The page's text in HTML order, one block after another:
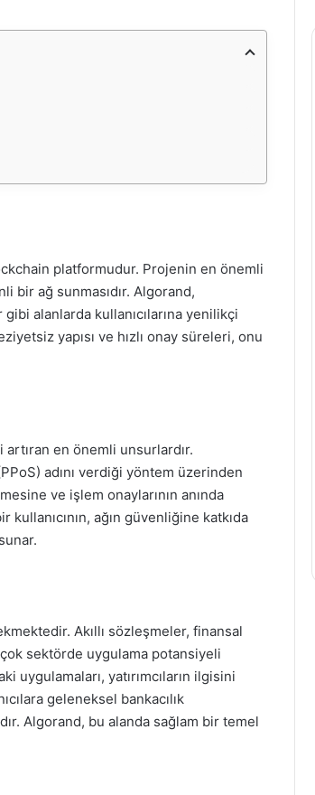
platformudur. Projenin en önemli
bir ağ sunmasıdır. Algorand,
alanlarda kullanıcılarına yenilikçi
yapısı ve hızlı onay süreleri, onu
en önemli unsurlardır.
adını verdiği yöntem üzerinden
ve işlem onaylarının anında
ağın güvenliğine katkıda
Akıllı sözleşmeler, finansal
sektörde uygulama potansiyeli
uygulamaları, yatırımcıların ilgisini
geleneksel bankacılık
Algorand, bu alanda sağlam bir temel